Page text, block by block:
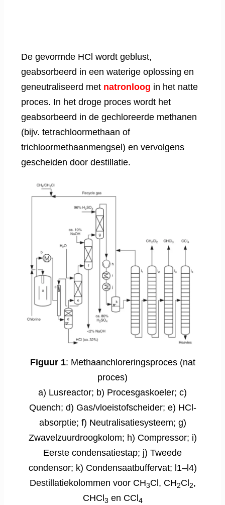
De gevormde HCl wordt geblust,
geabsorbeerd in een waterige oplossing en
geneutraliseerd met natronloog in het natte
proces. In het droge proces wordt het
geabsorbeerd in de gechloreerde methanen
(bijv. tetrachloormethaan of
trichloormethaanmengsel) en vervolgens
gescheiden door destillatie.
Figuur 1: Methaanchloreringsproces (nat
proces)
a) Lusreactor; b) Procesgaskoeler; c)
Quench; d) Gas/vloeistofscheider; e) HCl-
absorptie; f) Neutralisatiesysteem; g)
Zwavelzuurdroogkolom; h) Compressor; i)
Eerste condensatiestap; j) Tweede
condensor; k) Condensaatbuffervat; l1–l4)
Destillatiekolommen voor CH3Cl, CH2Cl 2,
CHCl 3 en CCl 4